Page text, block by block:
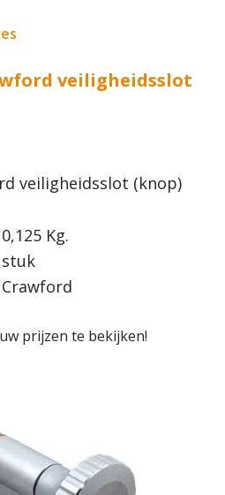
veiligheidsslot
veiligheidsslot (knop)
0,125 Kg.
stuk
Crawford
prijzen te bekijken!